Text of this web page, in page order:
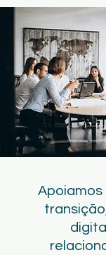
Apoiamos